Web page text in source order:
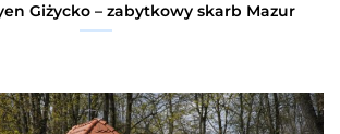
Giżycko – zabytkowy skarb Mazur